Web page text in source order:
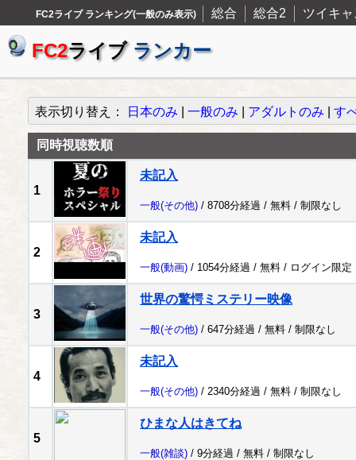
FC2ライブ ランキング(一般のみ表示) 総合 総合2 ツイキャ
FC2ライブ ランカー
表示切り替え： 日本のみ 一般のみ アダルトのみ す
同時視聴数順
1
未記入
一般(その他) / 8708分経過 / 無料 / 制限なし
2
未記入
一般(動画) / 1054分経過 / 無料 / ログイン限定
3
世界の驚愕ミステリー映像
一般(その他) / 647分経過 / 無料 / 制限なし
4
未記入
一般(その他) / 2340分経過 / 無料 / 制限なし
5
ひまな人はきてね
一般(雑談) / 9分経過 / 無料 / 制限なし